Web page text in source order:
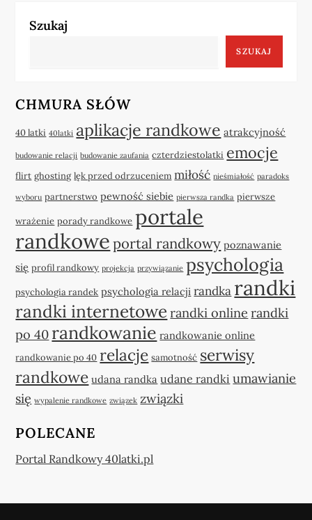
Szukaj
SZUKAJ
CHMURA SŁÓW
40 latki 40latki aplikacje randkowe atrakcyjność
budowanie relacji budowanie zaufania czterdziestolatki emocje
flirt ghosting lęk przed odrzuceniem miłość nieśmiałość paradoks
wyboru partnerstwo pewność siebie pierwsza randka pierwsze
wrażenie porady randkowe portale
randkowe portal randkowy poznawanie
się profil randkowy projekcja przywiązanie psychologia
psychologia randek psychologia relacji randka randki
randki internetowe randki online randki
po 40 randkowanie randkowanie online
randkowanie po 40 relacje samotność serwisy
randkowe udana randka udane randki umawianie
się wypalenie randkowe związek związki
POLECANE
Portal Randkowy 40latki.pl